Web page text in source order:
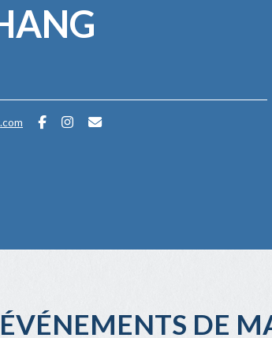
DE